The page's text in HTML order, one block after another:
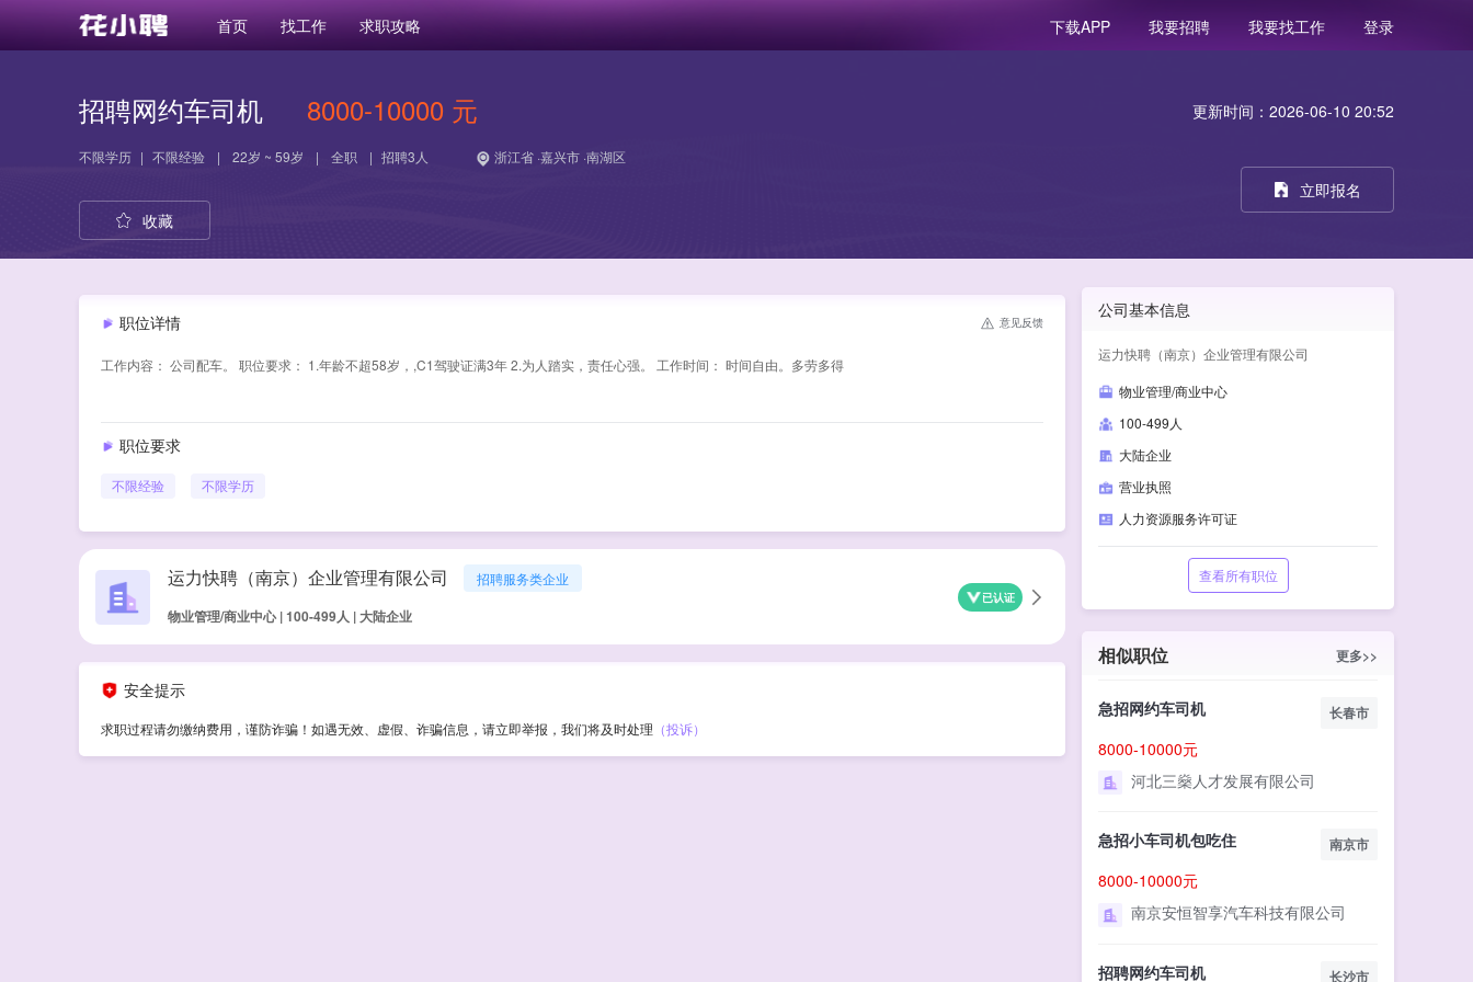
首页 找工作 求职攻略 下载APP 我要招聘 我要找工作 登录
招聘网约车司机 8000-10000 元
不限学历 | 不限经验 | 22岁 ~ 59岁 | 全职 | 招聘3人 浙江省 ·嘉兴市 ·南湖区
收藏
职位详情 意见反馈
工作内容： 公司配车。 职位要求： 1.年龄不超58岁，,C1驾驶证满3年 2.为人踏实，责任心强。 工作时间： 时间自由。多劳多得
职位要求
不限经验 不限学历
运力快聘（南京）企业管理有限公司 招聘服务类企业
物业管理/商业中心 | 100-499人 | 大陆企业
已认证
安全提示
求职过程请勿缴纳费用，谨防诈骗！如遇无效、虚假、诈骗信息，请立即举报，我们将及时处理 （投诉）
更新时间：2026-06-10 20:52
立即报名
公司基本信息
运力快聘（南京）企业管理有限公司
物业管理/商业中心
100-499人
大陆企业
营业执照
人力资源服务许可证
查看所有职位
相似职位 更多>>
急招网约车司机 长春市
8000-10000元
河北三燊人才发展有限公司
急招小车司机包吃住 南京市
8000-10000元
南京安恒智享汽车科技有限公司
招聘网约车司机 长沙市